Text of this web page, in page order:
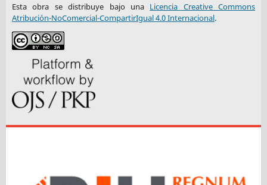
Esta obra se distribuye bajo una Licencia Creative Commons
Atribución-NoComercial-CompartirIgual 4.0 Internacional.